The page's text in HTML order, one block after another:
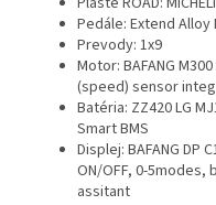
Pedále: Extend Alloy
Prevody: 1x9
Motor: BAFANG
(speed) sensor
Batéria: ZZ420 LG
Smart BMS
Displej: BAFANG DP
ON/OFF, 0-
assitant